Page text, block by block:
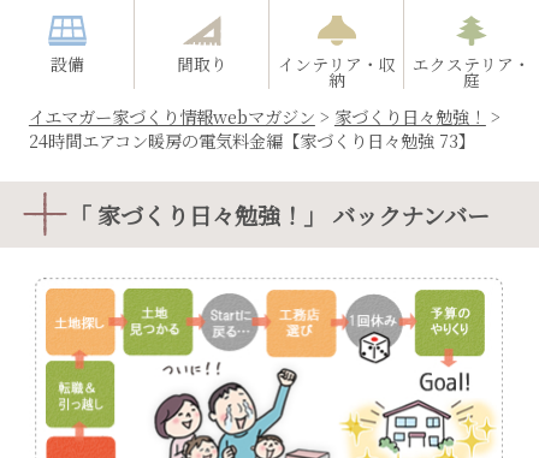
設備 間取り インテリア・収
納
エクステリア・
庭
イエマガー家づくり情報webマガジン > 家づくり日々勉強！ >
24時間エアコン暖房の電気料金編【家づくり日々勉強 73】
「 家づくり日々勉強！」 バックナンバー